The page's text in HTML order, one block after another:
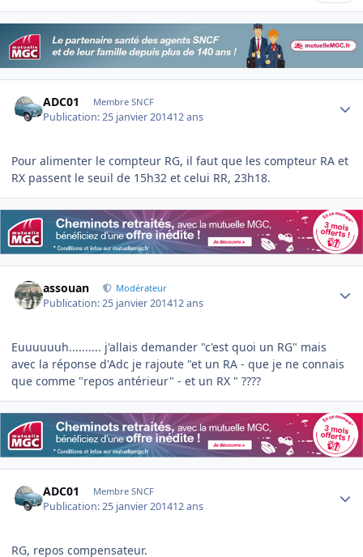
ADC01 Membre SNCF
Publication:25 janvier 201412 ans
Pour alimenter le compteur RG, il faut que les compteur RA et
RX passent le seuil de 15h32 et celui RR, 23h18.
assouan Modérateur
Publication:25 janvier 201412 ans
Euuuuuuh.......... j'allais demander "c'est quoi un RG" mais
avec la réponse d'Adc je rajoute "et un RA - que je ne connais
que comme "repos antérieur" - et un RX " ????
ADC01 Membre SNCF
Publication:25 janvier 201412 ans
RG, repos compensateur.